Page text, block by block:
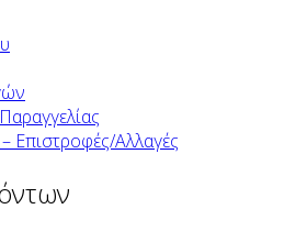
Επιστροφές/Αλλαγές